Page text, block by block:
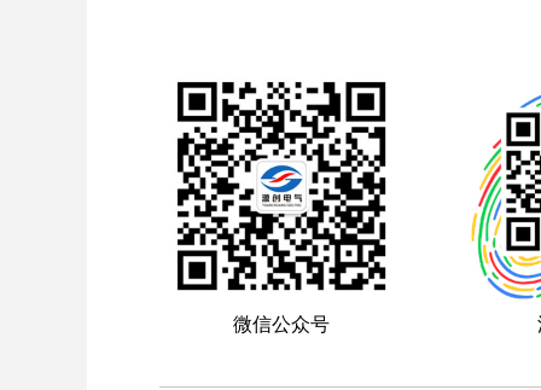
微信公众号